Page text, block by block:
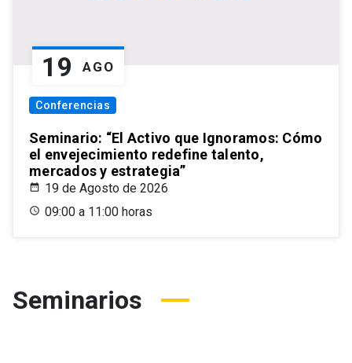
19 AGO
Conferencias
Seminario: “El Activo que Ignoramos: Cómo
el envejecimiento redefine talento,
mercados y estrategia”
19 de Agosto de 2026
09:00 a 11:00 horas
Seminarios